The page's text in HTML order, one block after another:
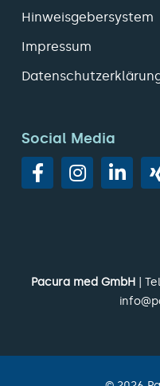
Hinweisgebersystem
Impressum
Social Media
Pacura med GmbH |